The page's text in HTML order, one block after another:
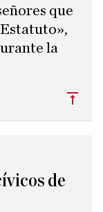
que
la
de